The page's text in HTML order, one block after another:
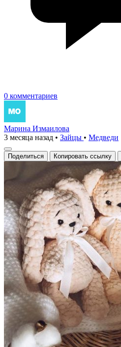
0 комментариев
Марина Измаилова
3 месяца назад • Зайцы • Медведи
Поделиться Копировать ссылку